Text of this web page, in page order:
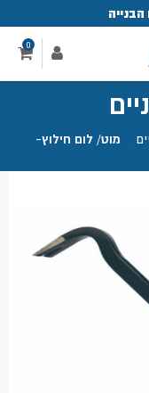
0
מוט/ לום חילוץ-